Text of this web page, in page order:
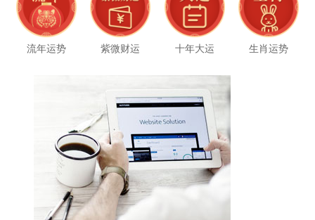
流年运势 紫微财运 十年大运 生肖运势